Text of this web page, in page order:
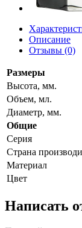
Описание
Отзывы (0)
Размеры
Высота, мм.
Объем, мл.
Диаметр, мм.
Общие
Серия
Страна
Материал
Цвет
Написать